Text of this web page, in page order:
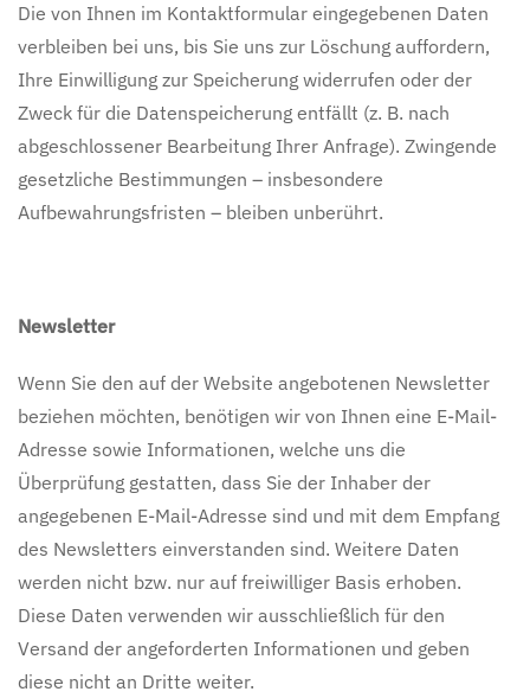
Die von Ihnen im Kontaktformular eingegebenen Daten
verbleiben bei uns, bis Sie uns zur Löschung auffordern,
Ihre Einwilligung zur Speicherung widerrufen oder der
Zweck für die Datenspeicherung entfällt (z. B. nach
abgeschlossener Bearbeitung Ihrer Anfrage). Zwingende
gesetzliche Bestimmungen – insbesondere
Aufbewahrungsfristen – bleiben unberührt.
Newsletter
Wenn Sie den auf der Website angebotenen Newsletter
beziehen möchten, benötigen wir von Ihnen eine E-Mail-
Adresse sowie Informationen, welche uns die
Überprüfung gestatten, dass Sie der Inhaber der
angegebenen E-Mail-Adresse sind und mit dem Empfang
des Newsletters einverstanden sind. Weitere Daten
werden nicht bzw. nur auf freiwilliger Basis erhoben.
Diese Daten verwenden wir ausschließlich für den
Versand der angeforderten Informationen und geben
diese nicht an Dritte weiter.